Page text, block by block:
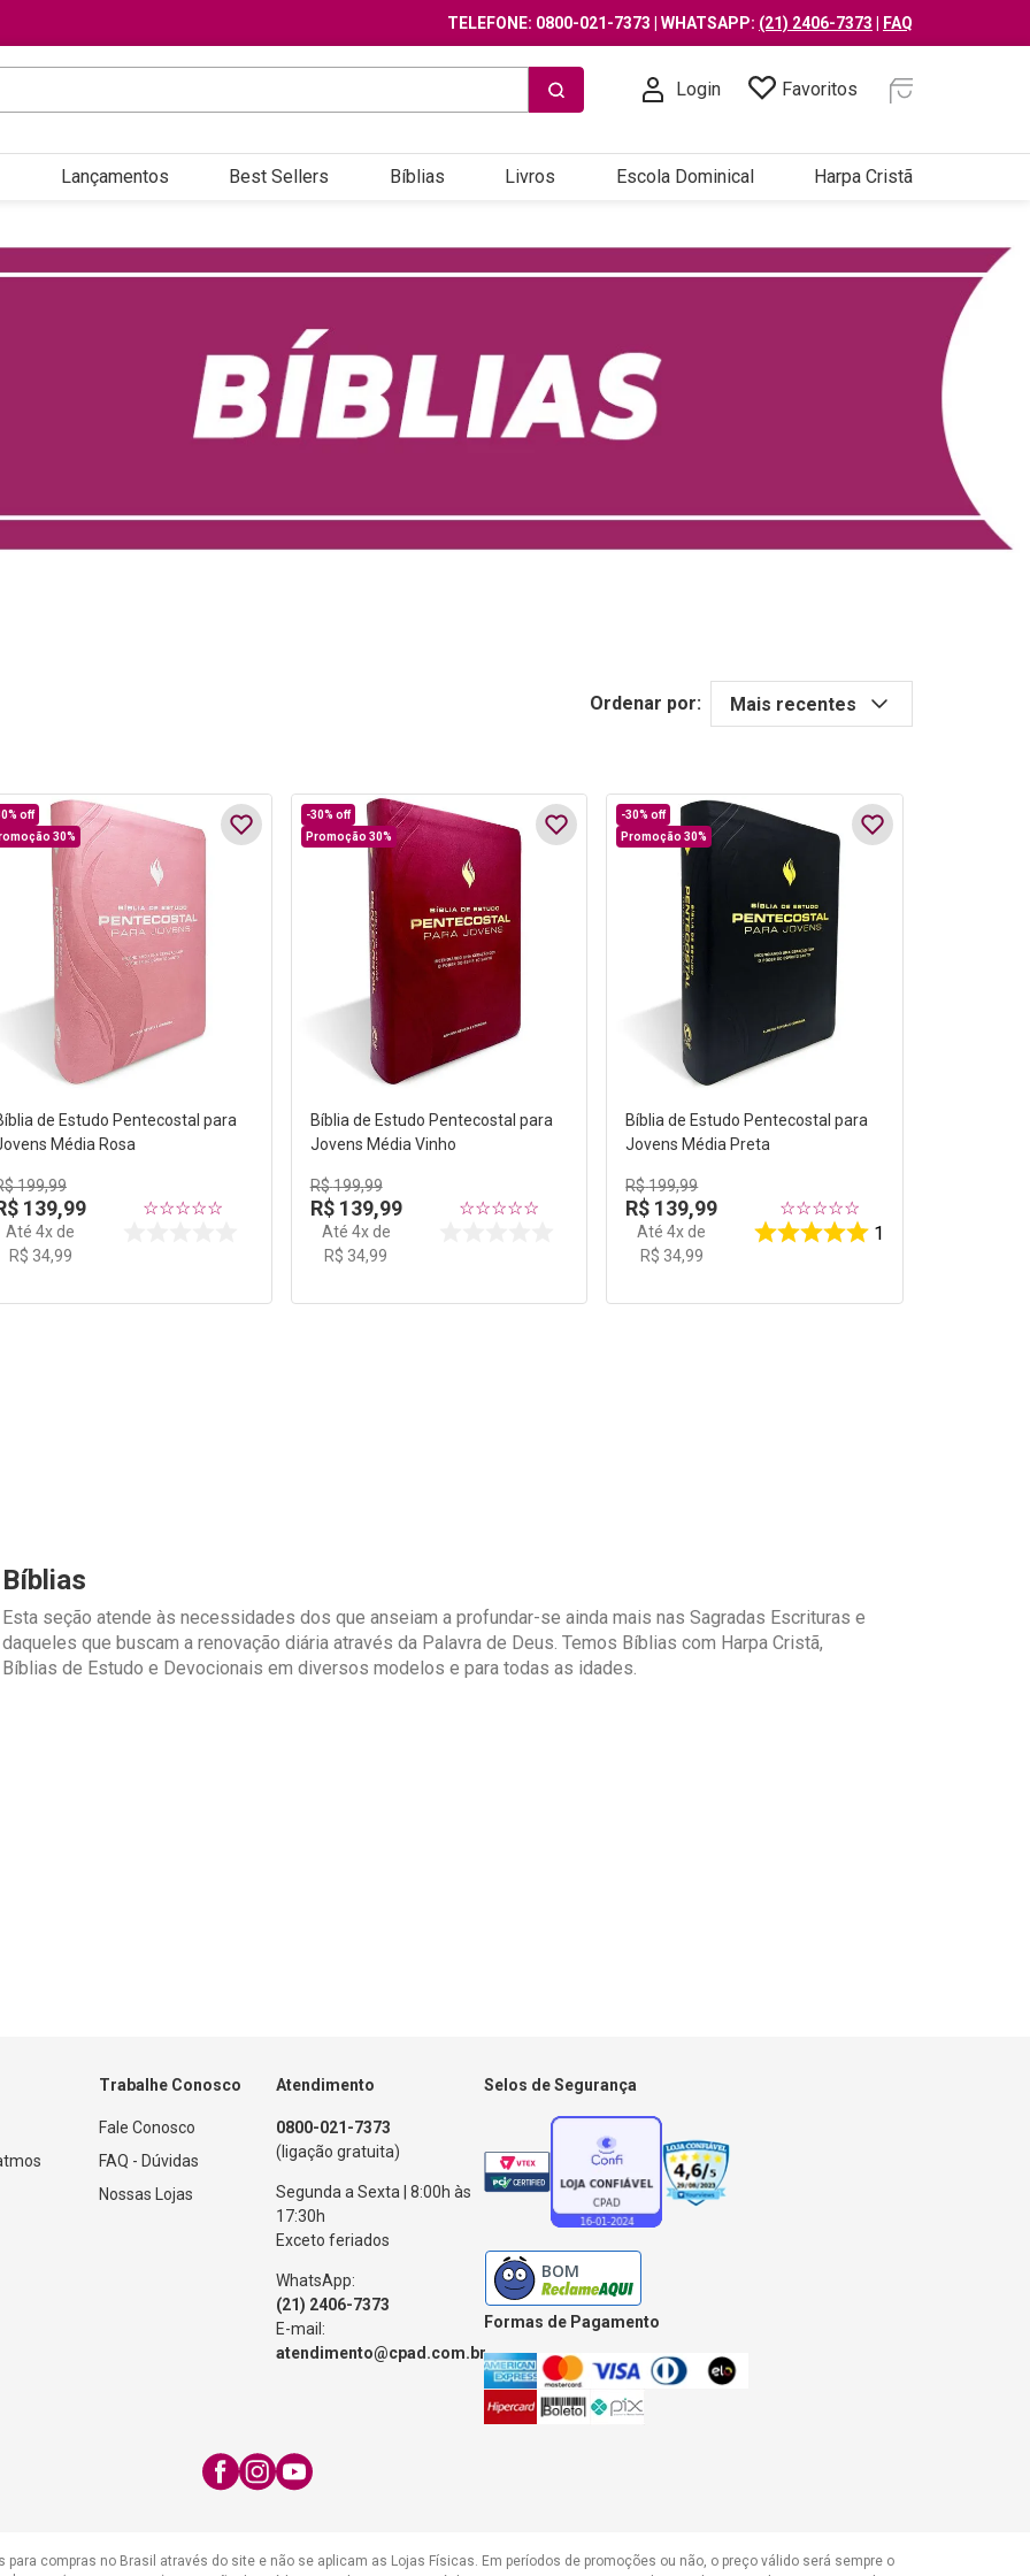
TELEFONE: 0800-021-7373 | WHATSAPP: (21) 2406-7373 FAQ
Login Favoritos
Lançamentos Best Sellers Bíblias Livros Escola Dominical Harpa Cristã
Ordenar por: Mais recentes
off
30%
de Estudo Pentecostal para
Média Rosa
199,99
139,99
Até 4x de
R$ 34,99
☆☆☆☆☆
-30% off
Promoção 30%
Bíblia de Estudo Pentecostal para
Jovens Média Vinho
R$199,99
R$ 139,99
Até 4x de
R$ 34,99
☆☆☆☆☆
-30% off
Promoção 30%
Bíblia de Estudo Pentecostal para
Jovens Média Preta
R$199,99
R$ 139,99
Até4x de
R$ 34,99
☆☆☆☆☆
1
Bíblias
Esta seção atende às necessidades dos que anseiam a profundar-se ainda mais nas Sagradas Escrituras e
daqueles que buscam a renovação diária através da Palavra de Deus. Temos Bíblias com Harpa Cristã,
Bíblias de Estudo e Devocionais em diversos modelos e para todas as idades.
Trabalhe Conosco
Fale Conosco
FAQ - Dúvidas
Nossas Lojas
Atendimento
0800-021-7373
(ligação gratuita)
Segunda a Sexta | 8:00h às
17:30h
Exceto feriados
WhatsApp:
(21) 2406-7373
E-mail:
atendimento@cpad.com.br
Selos de Segurança
Formas de Pagamento
compras no Brasil através do site e não se aplicam as Lojas Físicas. Em períodos de promoções ou não, o preço válido será sempre o